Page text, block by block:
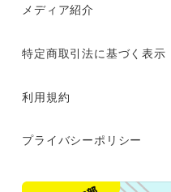
メディア紹介
特定商取引法に基づく表示
利用規約
プライバシーポリシー